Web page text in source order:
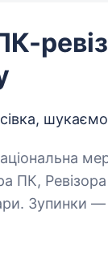
ПК,
Зупинки